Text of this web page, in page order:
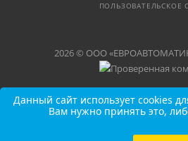
ПОЛЬЗОВАТЕЛЬСКОЕ
2026 © ООО
Данный сайт использует cookies
Вам нужно принять это,